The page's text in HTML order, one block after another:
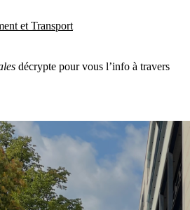
et Transport
décrypte pour vous l’info à travers